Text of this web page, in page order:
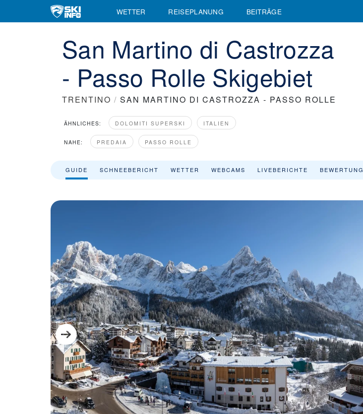
WETTER REISEPLANUNG BEITRÄGE
San Martino di Castrozza
- Passo Rolle Skigebiet
TRENTINO / SAN MARTINO DI CASTROZZA - PASSO ROLLE
ÄHNLICHES: DOLOMITI SUPERSKI ITALIEN
NAHE: PREDAIA PASSO ROLLE
GUIDE SCHNEEBERICHT WETTER WEBCAMS LIVEBERICHTE BEWERTUNG